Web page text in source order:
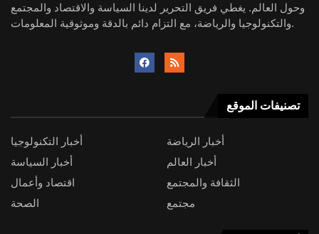
وحول العالم. يغطي فريق التحرير لدينا السياسة والاقتصاد والمجتمع
والتكنولوجيا والرياضة، مع التزام دائم بالدقة وموثوقية المعلومات.
تصنيفات الموقع
أخبار التكنولوجيا
أخبار الرياضة
أخبار السياسة
أخبار العالم
اقتصاد وأعمال
الثقافة والمجتمع
الصحة
مجتمع